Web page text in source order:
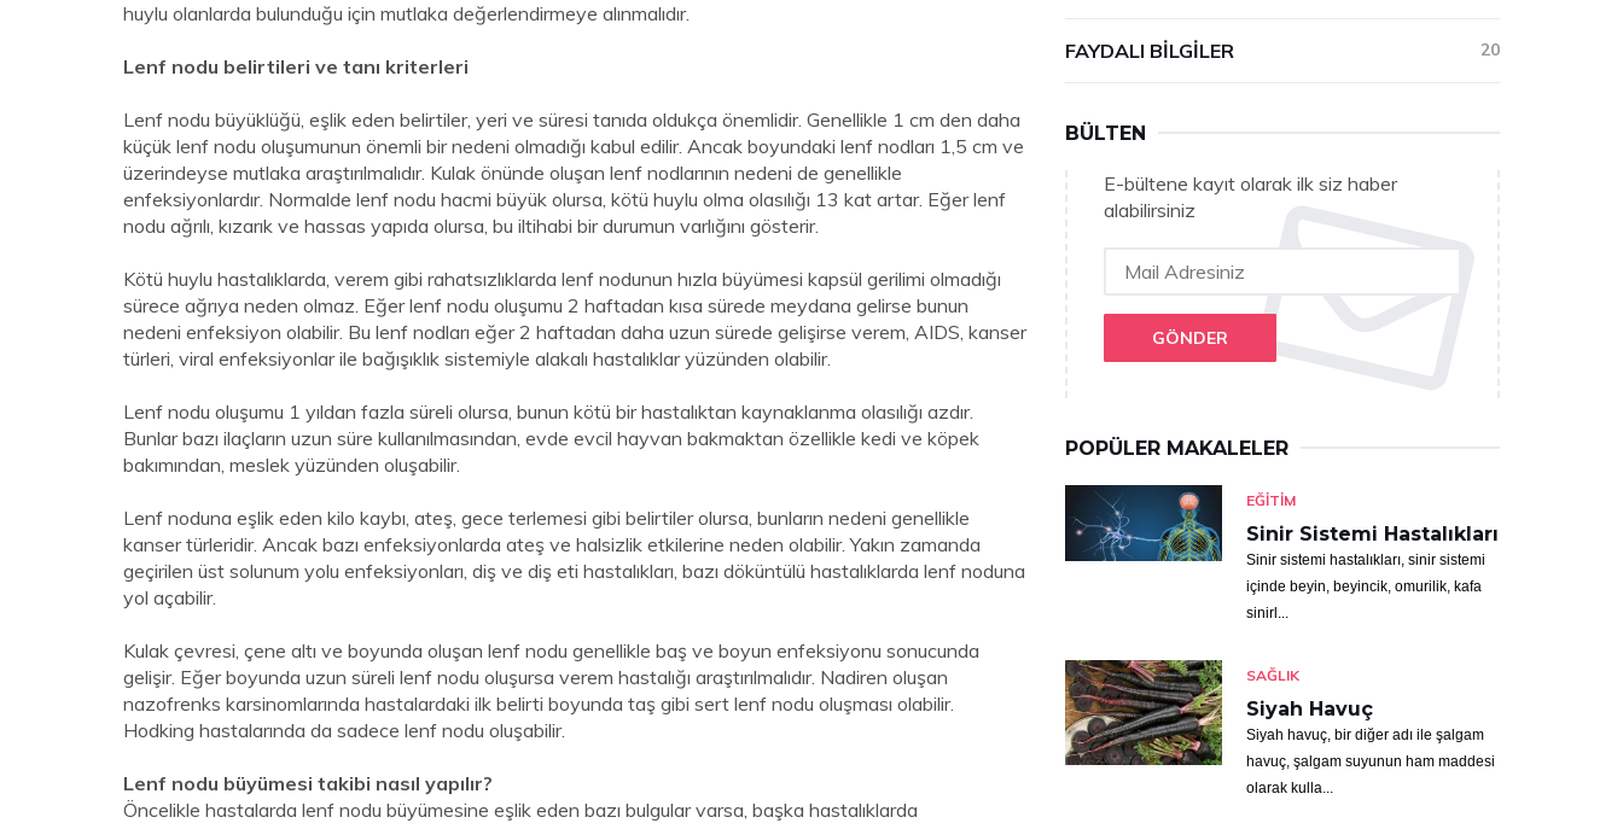
huylu olanlarda bulunduğu için mutlaka değerlendirmeye alınmalıdır.
Lenf nodu belirtileri ve tanı kriterleri
Lenf nodu büyüklüğü, eşlik eden belirtiler, yeri ve süresi tanıda oldukça önemlidir. Genellikle 1 cm den daha
küçük lenf nodu oluşumunun önemli bir nedeni olmadığı kabul edilir. Ancak boyundaki lenf nodları 1,5 cm ve
üzerindeyse mutlaka araştırılmalıdır. Kulak önünde oluşan lenf nodlarının nedeni de genellikle
enfeksiyonlardır. Normalde lenf nodu hacmi büyük olursa, kötü huylu olma olasılığı 13 kat artar. Eğer lenf
nodu ağrılı, kızarık ve hassas yapıda olursa, bu iltihabi bir durumun varlığını gösterir.
Kötü huylu hastalıklarda, verem gibi rahatsızlıklarda lenf nodunun hızla büyümesi kapsül gerilimi olmadığı
sürece ağrıya neden olmaz. Eğer lenf nodu oluşumu 2 haftadan kısa sürede meydana gelirse bunun
nedeni enfeksiyon olabilir. Bu lenf nodları eğer 2 haftadan daha uzun sürede gelişirse verem, AIDS, kanser
türleri, viral enfeksiyonlar ile bağışıklık sistemiyle alakalı hastalıklar yüzünden olabilir.
Lenf nodu oluşumu 1 yıldan fazla süreli olursa, bunun kötü bir hastalıktan kaynaklanma olasılığı azdır.
Bunlar bazı ilaçların uzun süre kullanılmasından, evde evcil hayvan bakmaktan özellikle kedi ve köpek
bakımından, meslek yüzünden oluşabilir.
Lenf noduna eşlik eden kilo kaybı, ateş, gece terlemesi gibi belirtiler olursa, bunların nedeni genellikle
kanser türleridir. Ancak bazı enfeksiyonlarda ateş ve halsizlik etkilerine neden olabilir. Yakın zamanda
geçirilen üst solunum yolu enfeksiyonları, diş ve diş eti hastalıkları, bazı döküntülü hastalıklarda lenf noduna
yol açabilir.
Kulak çevresi, çene altı ve boyunda oluşan lenf nodu genellikle baş ve boyun enfeksiyonu sonucunda
gelişir. Eğer boyunda uzun süreli lenf nodu oluşursa verem hastalığı araştırılmalıdır. Nadiren oluşan
nazofrenks karsinomlarında hastalardaki ilk belirti boyunda taş gibi sert lenf nodu oluşması olabilir.
Hodking hastalarında da sadece lenf nodu oluşabilir.
Lenf nodu büyümesi takibi nasıl yapılır?
Öncelikle hastalarda lenf nodu büyümesine eşlik eden bazı bulgular varsa, başka hastalıklarda
FAYDALI BILGILER 20
BÜLTEN
E-bültene kayıt olarak ilk siz haber
alabilirsiniz
GÖNDER
POPÜLER MAKALELER
EĞITIM
Sinir Sistemi Hastalıkları
Sinir sistemi hastalıkları, sinir sistemi
içinde beyin, beyincik, omurilik, kafa
sinirl...
SAĞLIK
Siyah Havuç
Siyah havuç, bir diğer adı ile şalgam
havuç, şalgam suyunun ham maddesi
olarak kulla...